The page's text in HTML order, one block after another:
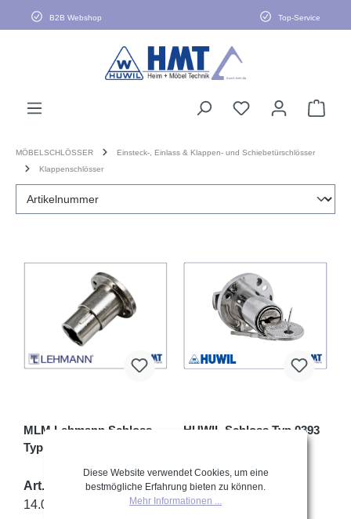
springenB2B Webshop Top-Service
MÖBELSCHLÖSSER
Einsteck-, Einlass & Klappen- und Schiebetürschlösser
Klappenschlösser
MLM Lehmann Schloss
Typ 382 P2
Art.-Nr.:
14.0382.PNO.2005
HUWIL Schloss Typ 0393
Art.-Nr.:
14.0393.FND.2317
Diese Website verwendet Cookies, um eine
bestmögliche Erfahrung bieten zu können.
Mehr Informationen ...